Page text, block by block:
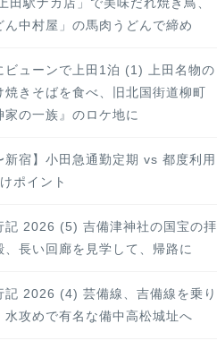
田駅ナカ店」で美味だれ焼き鳥、
ん中村屋」の馬肉うどんで締め
ビューンで上田1泊 (1) 上田名物の
焼きそばを食べ、旧北国街道柳町
家の一族』のロケ地に
新宿】小田急通勤定期 vs 都度利用
ポイント
記 2026 (5) 吉備津神社の国宝の拝
、長い回廊を見学して、帰路に
記 2026 (4) 芸備線、吉備線を乗り
水攻めで有名な備中高松城址へ